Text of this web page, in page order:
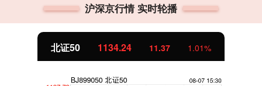
沪深京行情 实时轮播
北证50 1134.24 11.37 1.01%